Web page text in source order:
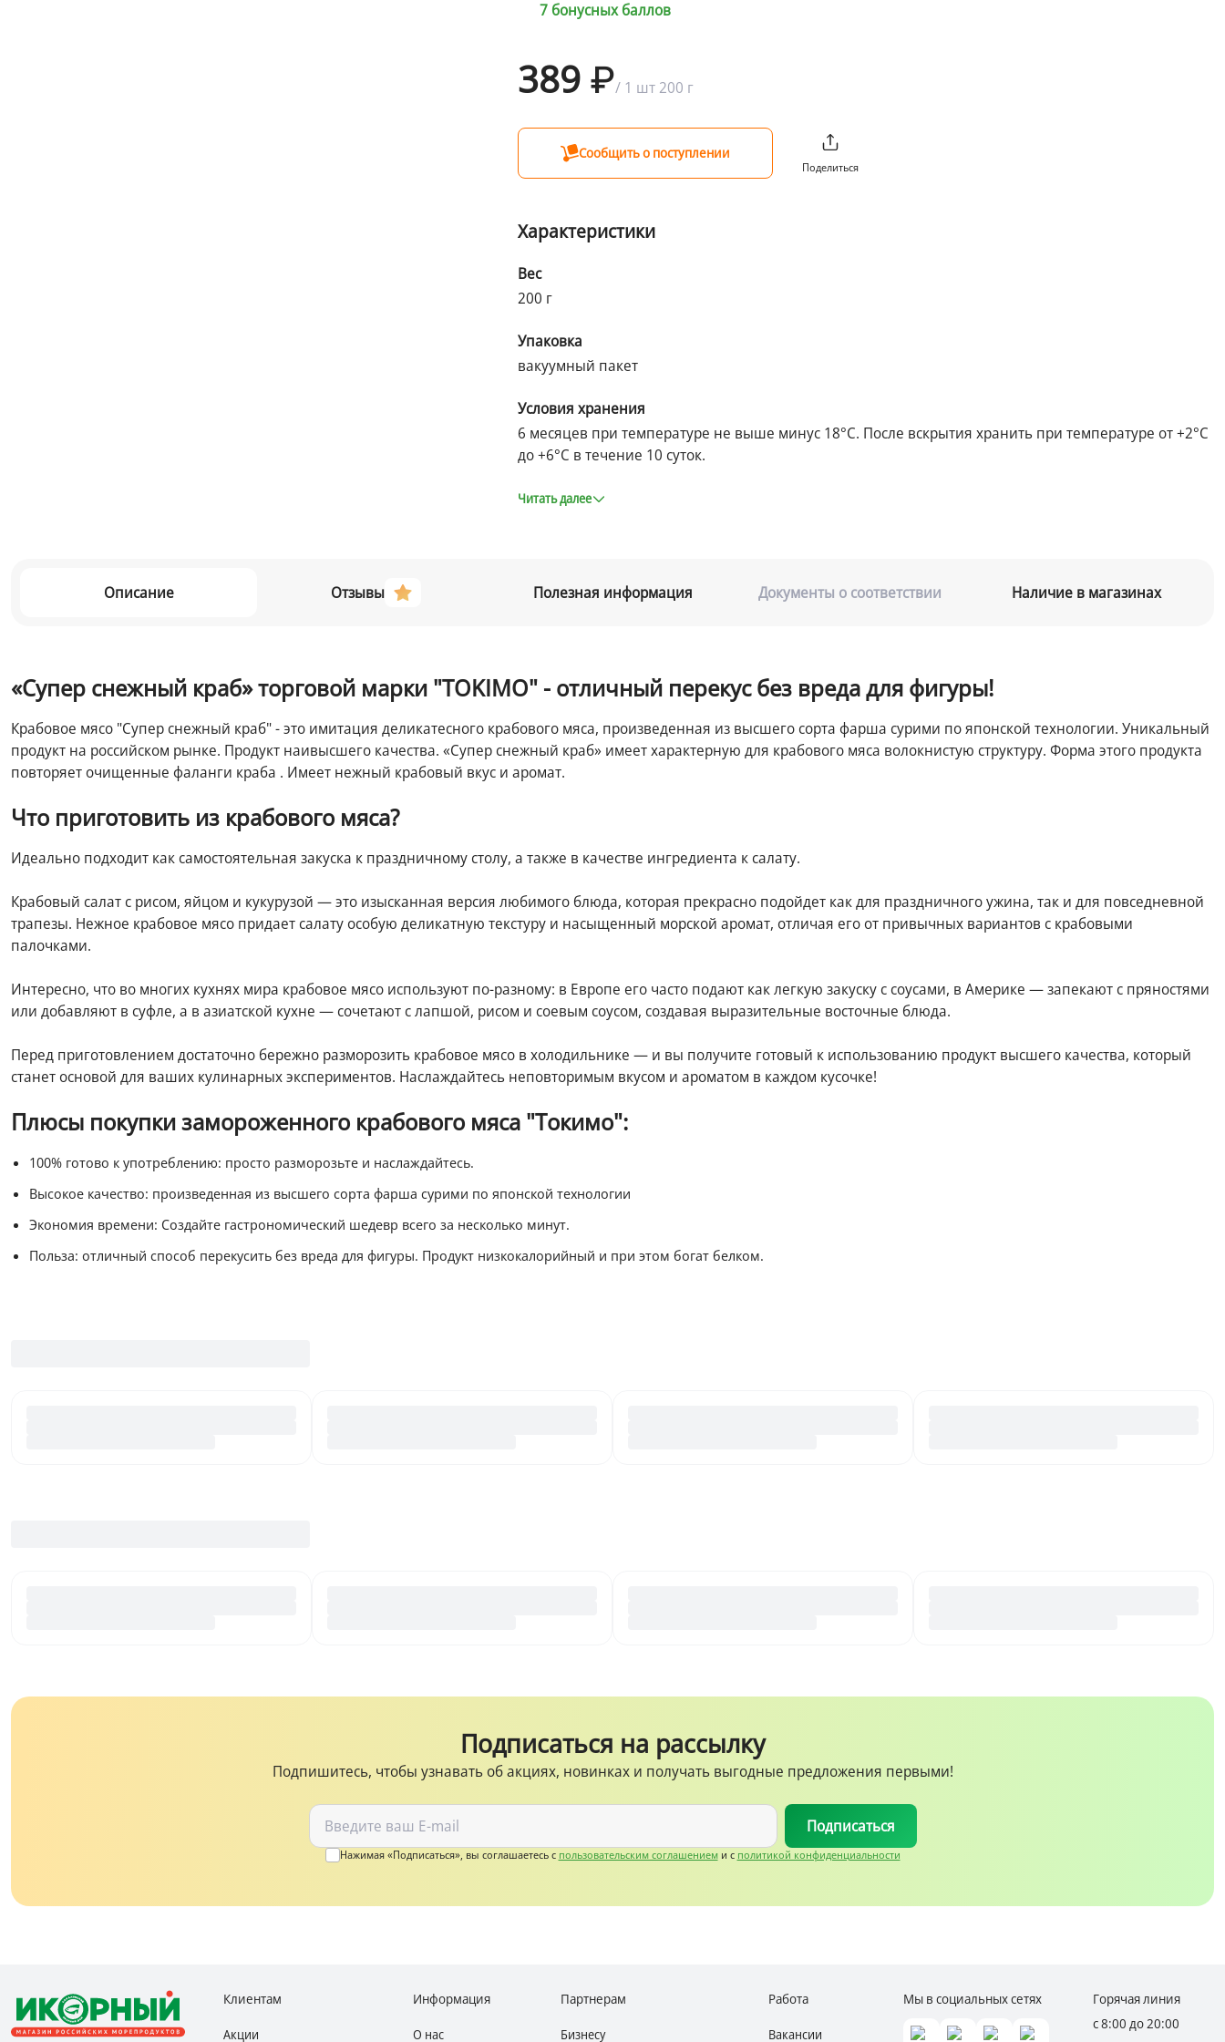
7 бонусных баллов
389 / 1 шт 200 г
Сообщить о поступлении
Поделиться
Характеристики
Вес
200 г
Упаковка
вакуумный пакет
Условия хранения
6 месяцев при температуре не выше минус 18°С. После вскрытия хранить при температуре от +2°С
до +6°С в течение 10 суток.
Читать далее
Описание Отзывы Полезная информация Документы о соответствии Наличие в магазинах
«Супер снежный краб» торговой марки "TOKIMO" - отличный перекус без вреда для фигуры!
Крабовое мясо "Супер снежный краб" - это имитация деликатесного крабового мяса, произведенная из высшего сорта фарша сурими по японской технологии. Уникальный
продукт на российском рынке. Продукт наивысшего качества. «Супер снежный краб» имеет характерную для крабового мяса волокнистую структуру. Форма этого продукта
повторяет очищенные фаланги краба . Имеет нежный крабовый вкус и аромат.
Что приготовить из крабового мяса?
Идеально подходит как самостоятельная закуска к праздничному столу, а также в качестве ингредиента к салату.
Крабовый салат с рисом, яйцом и кукурузой — это изысканная версия любимого блюда, которая прекрасно подойдет как для праздничного ужина, так и для повседневной
трапезы. Нежное крабовое мясо придает салату особую деликатную текстуру и насыщенный морской аромат, отличая его от привычных вариантов с крабовыми
палочками.
Интересно, что во многих кухнях мира крабовое мясо используют по-разному: в Европе его часто подают как легкую закуску с соусами, в Америке — запекают с пряностями
или добавляют в суфле, а в азиатской кухне — сочетают с лапшой, рисом и соевым соусом, создавая выразительные восточные блюда.
Перед приготовлением достаточно бережно разморозить крабовое мясо в холодильнике — и вы получите готовый к использованию продукт высшего качества, который
станет основой для ваших кулинарных экспериментов. Наслаждайтесь неповторимым вкусом и ароматом в каждом кусочке!
Плюсы покупки замороженного крабового мяса "Токимо":
100% готово к употреблению: просто разморозьте и наслаждайтесь.
Высокое качество: произведенная из высшего сорта фарша сурими по японской технологии
Экономия времени: Создайте гастрономический шедевр всего за несколько минут.
Польза: отличный способ перекусить без вреда для фигуры. Продукт низкокалорийный и при этом богат белком.
Подписаться на рассылку
Подпишитесь, чтобы узнавать об акциях, новинках и получать выгодные предложения первыми!
Подписаться
Нажимая «Подписаться», вы соглашаетесь c пользовательским соглашениеми с политикой конфиденциальности
Клиентам
Акции
Информация
О нас
Партнерам
Бизнесу
Работа
Вакансии
Мы в социальных сетях
Горячая линия
с 8:00 до 20:00